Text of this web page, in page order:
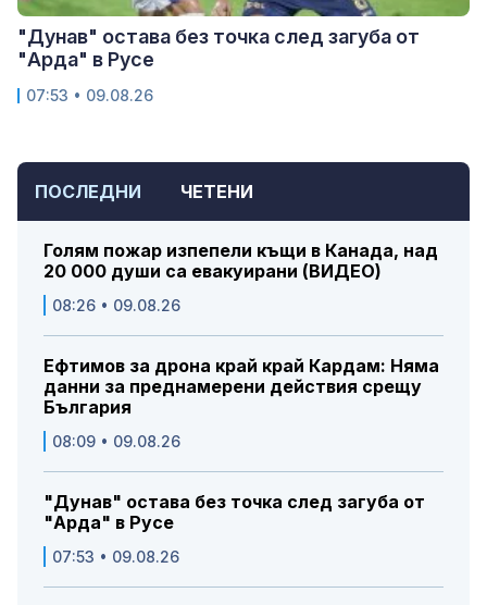
ПОСЛЕДНИ ЧЕТЕНИ
Голям пожар изпепели къщи в Канада, над
20 000 души са евакуирани (ВИДЕО)
08:26 • 09.08.26
Ефтимов за дрона край край Кардам: Няма
данни за преднамерени действия срещу
България
08:09 • 09.08.26
"Дунав" остава без точка след загуба от
"Арда" в Русе
07:53 • 09.08.26
"Дунав" остава без точка след загуба от
"Арда" в Русе
07:53 • 09.08.26